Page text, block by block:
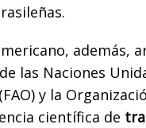
además,
las Naciones
y la
científica de